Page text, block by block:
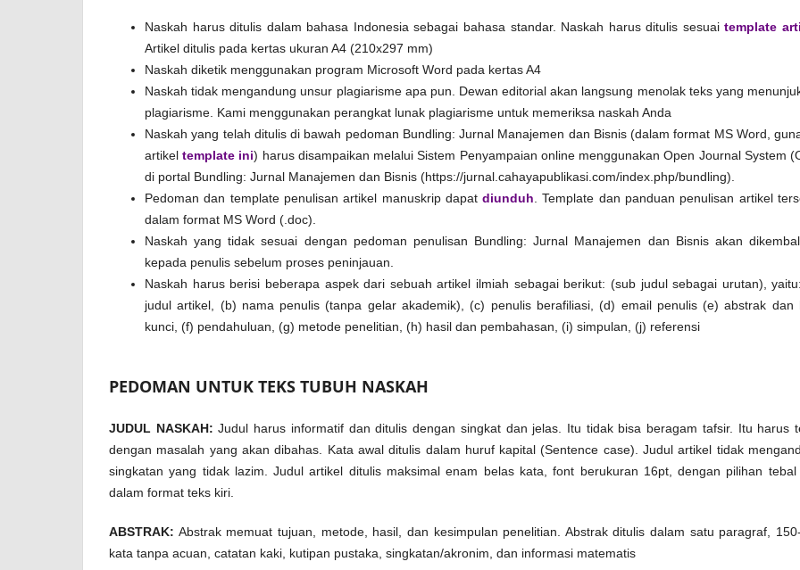
Naskah harus ditulis dalam bahasa Indonesia sebagai bahasa standar. Naskah harus ditulis sesuaitemplate
Artikel ditulis pada kertas ukuran A4 (210x297 mm)
Naskah diketik menggunakan program Microsoft Word pada kertas A4
Naskah tidak mengandung unsur plagiarisme apa pun. Dewan editorial akan langsung menolak teks yang
plagiarisme. Kami menggunakan perangkat lunak plagiarisme untuk memeriksa naskah Anda
Naskah yang telah ditulis di bawah pedoman Bundling: Jurnal Manajemen dan Bisnis (dalam format MS Word,
artikeltemplate ini) harus disampaikan melalui Sistem Penyampaian online menggunakan Open Journal System
di portal Bundling: Jurnal Manajemen dan Bisnis (https://jurnal.cahayapublikasi.com/index.php/bundling).
Pedoman dan template penulisan artikel manuskrip dapatdiunduh . Template dan panduan penulisan artikel
dalam format MS Word (.doc).
Naskah yang tidak sesuai dengan pedoman penulisan Bundling: Jurnal Manajemen dan Bisnis akan
kepada penulis sebelum proses peninjauan.
Naskah harus berisi beberapa aspek dari sebuah artikel ilmiah sebagai berikut: (sub judul sebagai urutan),
judul artikel, (b) nama penulis (tanpa gelar akademik), (c) penulis berafiliasi, (d) email penulis (e) abstrak dan
kunci, (f) pendahuluan, (g) metode penelitian, (h) hasil dan pembahasan, (i) simpulan, (j) referensi
PEDOMAN UNTUK TEKS TUBUH NASKAH
JUDUL NASKAH: Judul harus informatif dan ditulis dengan singkat dan jelas. Itu tidak bisa beragam tafsir. Itu harus
dengan masalah yang akan dibahas. Kata awal ditulis dalam huruf kapital (Sentence case). Judul artikel tidak
singkatan yang tidak lazim. Judul artikel ditulis maksimal enam belas kata, font berukuran 16pt, dengan pilihan tebal
dalam format teks kiri.
ABSTRAK: Abstrak memuat tujuan, metode, hasil, dan kesimpulan penelitian. Abstrak ditulis dalam satu paragraf,
kata tanpa acuan, catatan kaki, kutipan pustaka, singkatan/akronim, dan informasi matematis